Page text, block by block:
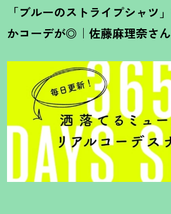
「ブルーのストライプシャツ
かコーデが◎｜佐藤麻理奈さん